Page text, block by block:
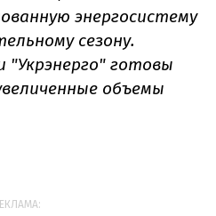
энергосистему
сезону.
готовы
объемы